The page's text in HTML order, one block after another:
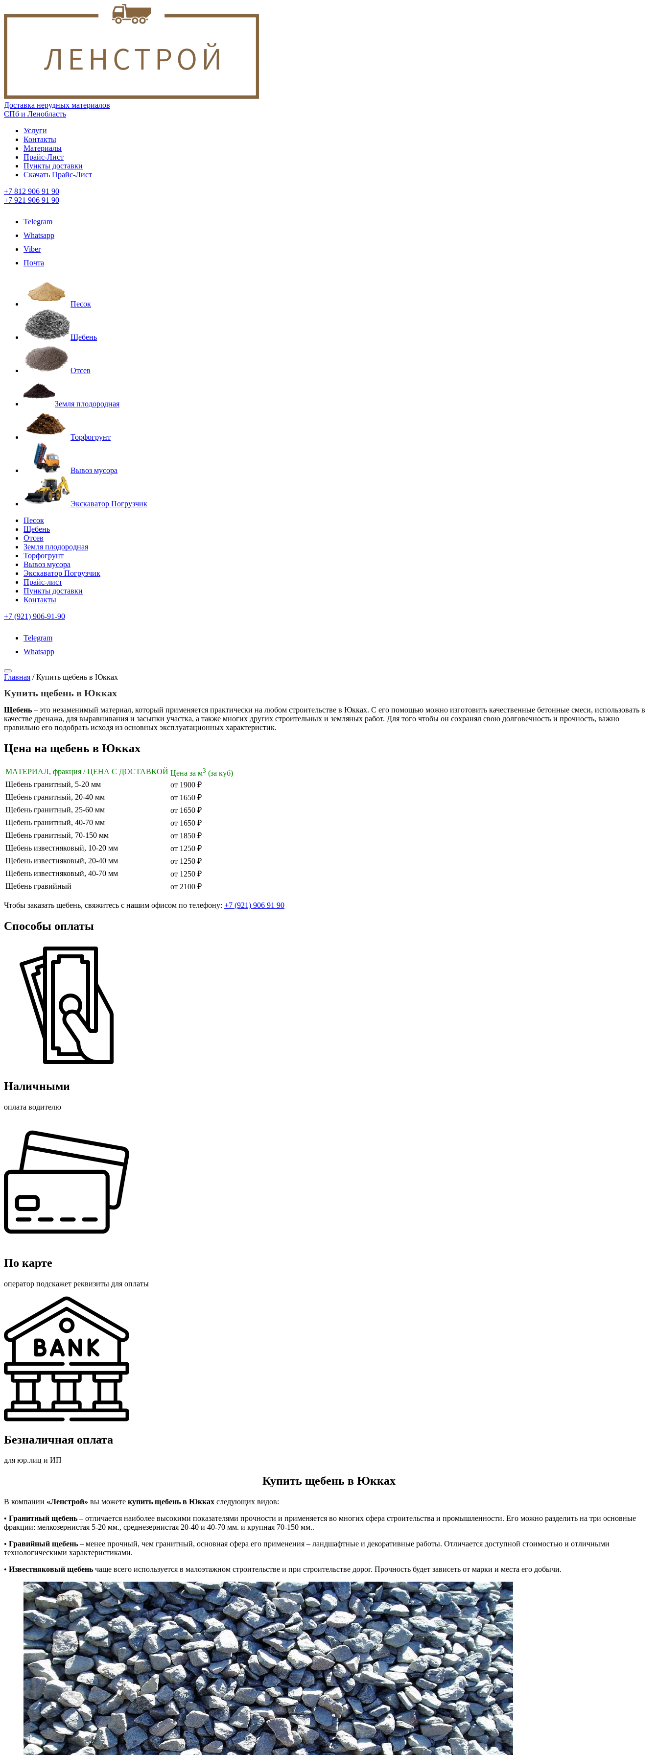
Доставка нерудных материалов
СПб и Ленобласть
Услуги
Контакты
Материалы
Прайс-Лист
Пункты доставки
Скачать Прайс-Лист
+7 812 906 91 90
+7 921 906 91 90
Telegram
Whatsapp
Viber
Почта
Песок
Щебень
Отсев
Земля плодородная
Торфогрунт
Вывоз мусора
Экскаватор Погрузчик
Песок
Щебень
Отсев
Земля плодородная
Торфогрунт
Вывоз мусора
Экскаватор Погрузчик
Прайс-лист
Пункты доставки
Контакты
+7 (921) 906-91-90
Telegram
Whatsapp
Главная /Купить щебень в Юкках
Купить щебень в Юкках
Щебень – это незаменимый материал, который применяется практически на любом строительстве в Юкках. С его помощью можно изготовить качественные бетонные смеси, использовать в
качестве дренажа, для выравнивания и засыпки участка, а также многих других строительных и земляных работ. Для того чтобы он сохранял свою долговечность и прочность, важно
правильно его подобрать исходя из основных эксплуатационных характеристик.
Цена на щебень в Юкках
МАТЕРИАЛ, фракция / ЦЕНА С ДОСТАВКОЙ Цена за м3 (за куб)
Щебень гранитный, 5-20 мм
от 1900 ₽
Щебень гранитный, 20-40 мм
от 1650 ₽
Щебень гранитный, 25-60 мм
от 1650 ₽
Щебень гранитный, 40-70 мм
от 1650 ₽
Щебень гранитный, 70-150 мм
от 1850 ₽
Щебень известняковый, 10-20 мм
от 1250 ₽
Щебень известняковый, 20-40 мм
от 1250 ₽
Щебень известняковый, 40-70 мм
от 1250 ₽
Щебень гравийный
от 2100 ₽
Чтобы заказать щебень, свяжитесь с нашим офисом по телефону: +7 (921) 906 91 90
Способы оплаты
Наличными
оплата водителю
По карте
оператор подскажет реквизиты для оплаты
Безналичная оплата
для юр.лиц и ИП
Купить щебень в Юкках
В компании «Ленстрой» вы можете купить щебень в Юкках следующих видов:
• Гранитный щебень – отличается наиболее высокими показателями прочности и применяется во многих сфера строительства и промышленности. Его можно разделить на три основные
фракции: мелкозернистая 5-20 мм., среднезернистая 20-40 и 40-70 мм. и крупная 70-150 мм..
• Гравийный щебень – менее прочный, чем гранитный, основная сфера его применения – ландшафтные и декоративные работы. Отличается доступной стоимостью и отличными
технологическими характеристиками.
• Известняковый щебень чаще всего используется в малоэтажном строительстве и при строительстве дорог. Прочность будет зависеть от марки и места его добычи.